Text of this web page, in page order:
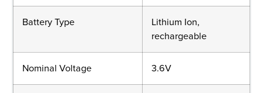
Battery Type
Lithium Ion,
rechargeable
Nominal Voltage 3.6V